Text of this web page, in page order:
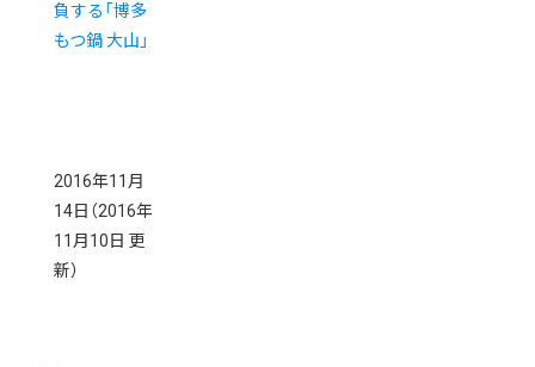
負する「博多
もつ鍋 大山」
2016年11月
14日 （2016年
11月10日 更
新）